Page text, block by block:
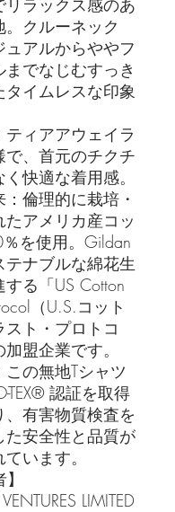
リラックス感のあ
。クルーネック
ュアルからややフ
までなじむすっき
タイムレスな印象
ティアアウェイラ
で、首元のチクチ
快適な着用感。
倫理的に栽培・
たアメリカ産コッ
％を使用。Gildan
テナブルな綿花生
する「US Cotton
（U.S.コット
スト・プロトコ
盟企業です。
の無地Tシャツ
TEX® 認証を取得
、有害物質検査を
た安全性と品質が
います。
LIMITED